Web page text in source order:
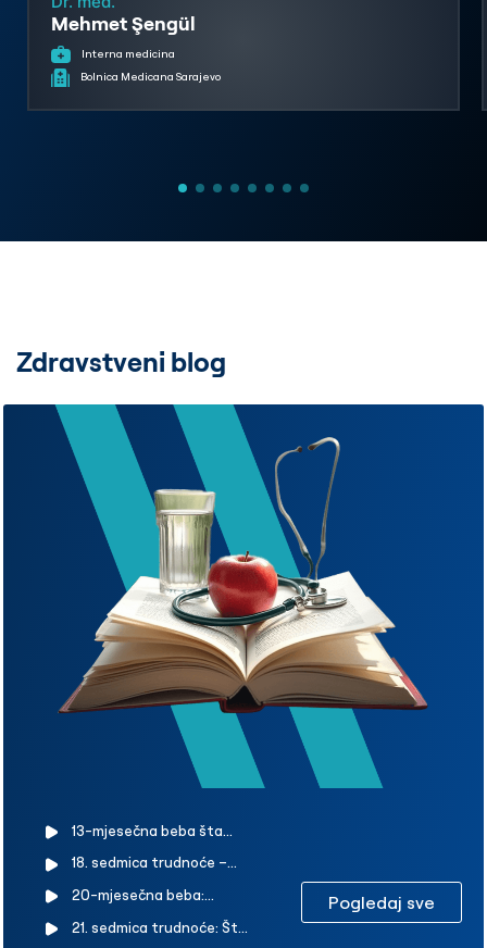
Mehmet Şengül
Interna medicina
Bolnica Medicana Sarajevo
Zdravstveni blog
13-mjesečna beba šta
visina i težina 13-mjesečne
bebe?
18. sedmica trudnoće –
Promjene koje se javljaju kod
trudnice u 18. sedmici
20-mjesečna beba:
Razvojne faze, ishrana i vodič
za roditelje
21. sedmica trudnoće: Šta
Pogledaj sve